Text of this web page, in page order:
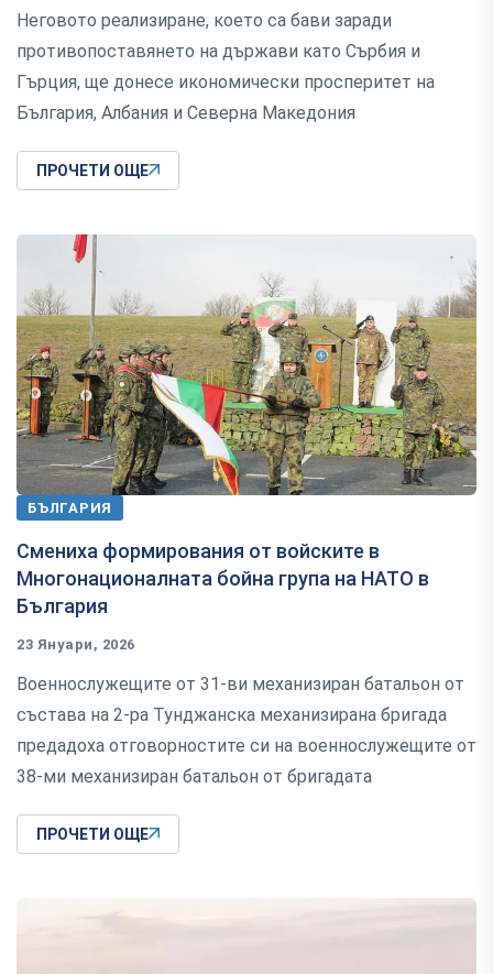
Неговото реализиране, което са бави заради
противопоставянето на държави като Сърбия и
Гърция, ще донесе икономически просперитет на
България, Албания и Северна Македония
ПРОЧЕТИ ОЩЕ
БЪЛГАРИЯ
Смениха формирования от войските в
Многонационалната бойна група на НАТО в
България
23 Януари, 2026
Военнослужещите от 31-ви механизиран батальон от
състава на 2-ра Тунджанска механизирана бригада
предадоха отговорностите си на военнослужещите от
38-ми механизиран батальон от бригадата
ПРОЧЕТИ ОЩЕ